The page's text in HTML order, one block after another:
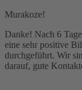
Murakoze!
Danke! Nach 6
eine sehr positive
durchgeführt. Wir
darauf, gute